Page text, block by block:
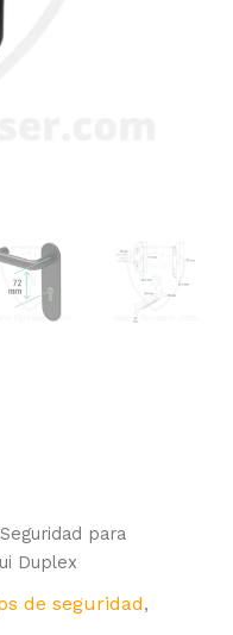
Seguridad para
Duplex
de seguridad,